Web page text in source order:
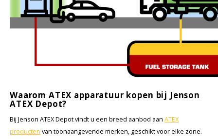
Waarom ATEX apparatuur kopen bij Jenson
ATEX Depot?
Bij Jenson ATEX Depot vindt u een breed aanbod aan ATEX
producten van toonaangevende merken, geschikt voor elke zone.